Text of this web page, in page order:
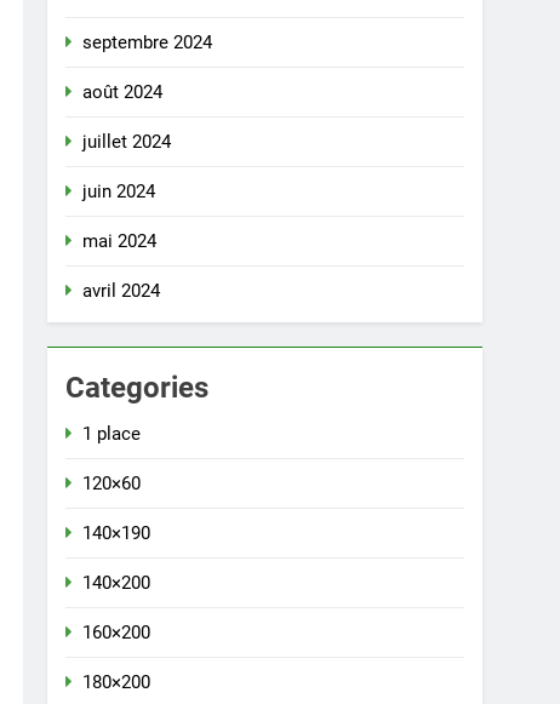
septembre 2024
août 2024
juillet 2024
juin 2024
mai 2024
avril 2024
Categories
1 place
120×60
140×190
140×200
160×200
180×200